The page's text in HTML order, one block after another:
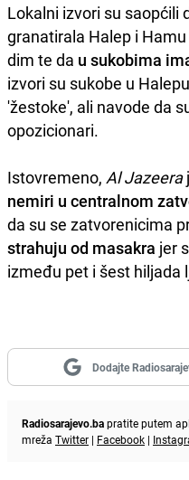
Lokalni izvori su saopćili
granatirala Halep i
dim te da u sukobima
izvori su sukobe u
'žestoke', ali navode da
opozicionari.
Istovremeno, Al Jazeera
nemiri u centralnom
da su se zatvorenicima
strahuju od masakra jer
između pet i šest hiljada
Dodajte
Radiosarajevo.bapratite putem
mreža Twitter | Facebook |